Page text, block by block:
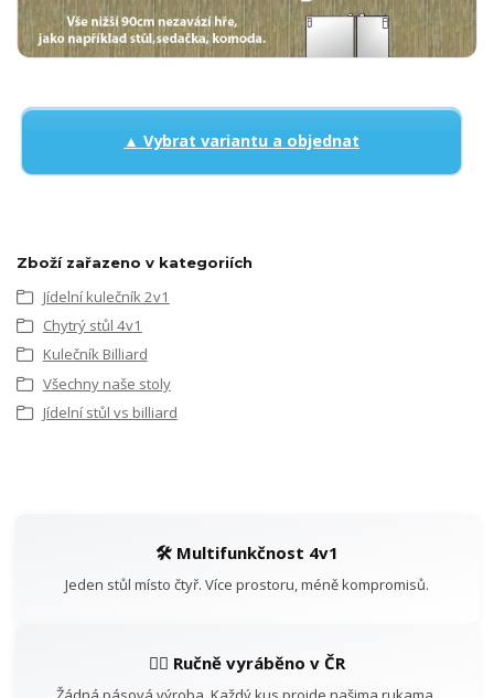
▲ Vybrat variantu a objednat
Zboží zařazeno v kategoriích
Jídelní kulečník 2v1
Chytrý stůl 4v1
Kulečník Billiard
Všechny naše stoly
Jídelní stůl vs billiard
🛠️ Multifunkčnost 4v1
Jeden stůl místo čtyř. Více prostoru, méně kompromisů.
👷‍♂️ Ručně vyráběno v ČR